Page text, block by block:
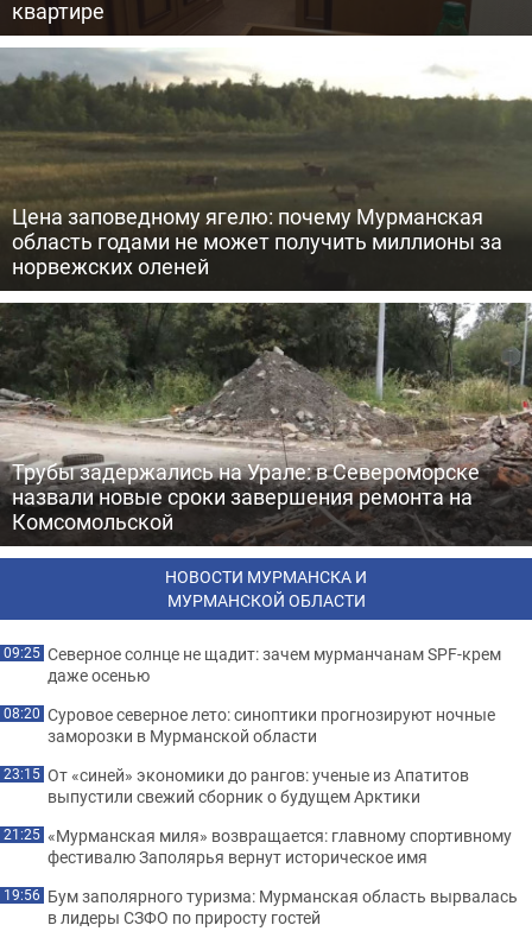
квартире
Цена заповедному ягелю: почему Мурманская
область годами не может получить миллионы за
норвежских оленей
Трубы задержались на Урале: в Североморске
назвали новые сроки завершения ремонта на
Комсомольской
НОВОСТИ МУРМАНСКА И
МУРМАНСКОЙ ОБЛАСТИ
09:25 Северное солнце не щадит: зачем мурманчанам SPF-крем
даже осенью
08:20 Суровое северное лето: синоптики прогнозируют ночные
заморозки в Мурманской области
23:15 От «синей» экономики до рангов: ученые из Апатитов
выпустили свежий сборник о будущем Арктики
21:25 «Мурманская миля» возвращается: главному спортивному
фестивалю Заполярья вернут историческое имя
19:56 Бум заполярного туризма: Мурманская область вырвалась
в лидеры СЗФО по приросту гостей